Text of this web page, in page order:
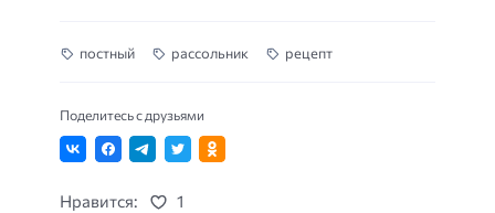
постный рассольник рецепт
Поделитесь с друзьями
Нравится: 1